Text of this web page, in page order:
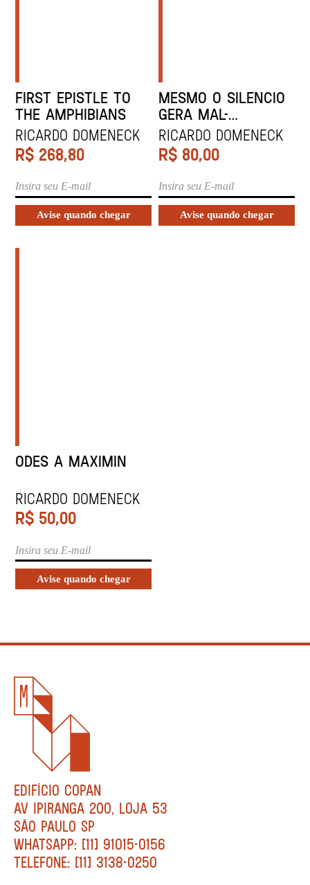
FIRST EPISTLE TO
THE AMPHIBIANS
Ricardo Domeneck
R$ 268,80
MESMO O SILENCIO
GERA MAL-
ENTENDIDOS
Ricardo Domeneck
R$ 80,00
ODES A MAXIMIN
Ricardo Domeneck
R$ 50,00
EDIFÍCIO COPAN
AV IPIRANGA 200, LOJA 53
SÃO PAULO SP
WHATSAPP: [11] 91015-0156
TELEFONE: [11] 3138-0250